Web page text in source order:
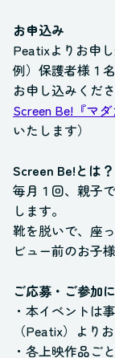
お申込み
Peatixよりお申
例）保護者様１
お申し込みくださ
Screen Be!『マ
いたします）
Screen Be!とは？
毎月１回、親子
します。
靴を脱いで、座
ビュー前のお子
ご応募・ご参加
・本イベントは
（Peatix）より
・各上映作品ご